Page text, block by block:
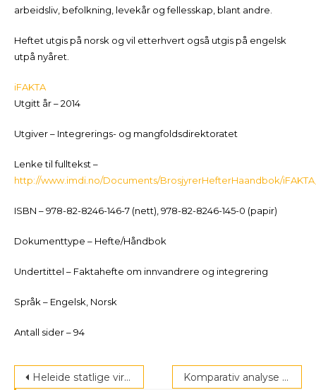
arbeidsliv, befolkning, levekår og fellesskap, blant andre.
Heftet utgis på norsk og vil etterhvert også utgis på engelsk
utpå nyåret.
iFAKTA
Utgitt år – 2014
Utgiver – Integrerings- og mangfoldsdirektoratet
Lenke til fulltekst –
http://www.imdi.no/Documents/BrosjyrerHefterHaandbok/
ISBN – 978-82-8246-146-7 (nett), 978-82-8246-145-0 (papir)
Dokumenttype – Hefte/Håndbok
Undertittel – Faktahefte om innvandrere og integrering
Språk – Engelsk, Norsk
Antall sider – 94
Post
Heleide statlige virksomheters mangfold Komparativ analyse av introduksjonsprogram i Norge, Sverige og Danmark